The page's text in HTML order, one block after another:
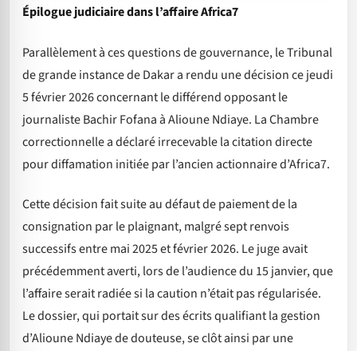
Épilogue judiciaire dans l’affaire Africa7
Parallèlement à ces questions de gouvernance, le Tribunal
de grande instance de Dakar a rendu une décision ce jeudi
5 février 2026 concernant le différend opposant le
journaliste Bachir Fofana à Alioune Ndiaye. La Chambre
correctionnelle a déclaré irrecevable la citation directe
pour diffamation initiée par l’ancien actionnaire d’Africa7.
Cette décision fait suite au défaut de paiement de la
consignation par le plaignant, malgré sept renvois
successifs entre mai 2025 et février 2026. Le juge avait
précédemment averti, lors de l’audience du 15 janvier, que
l’affaire serait radiée si la caution n’était pas régularisée.
Le dossier, qui portait sur des écrits qualifiant la gestion
d’Alioune Ndiaye de douteuse, se clôt ainsi par une